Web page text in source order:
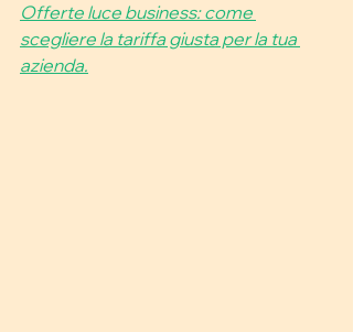
Offerte luce business: come
scegliere la tariffa giusta per la tua
azienda.